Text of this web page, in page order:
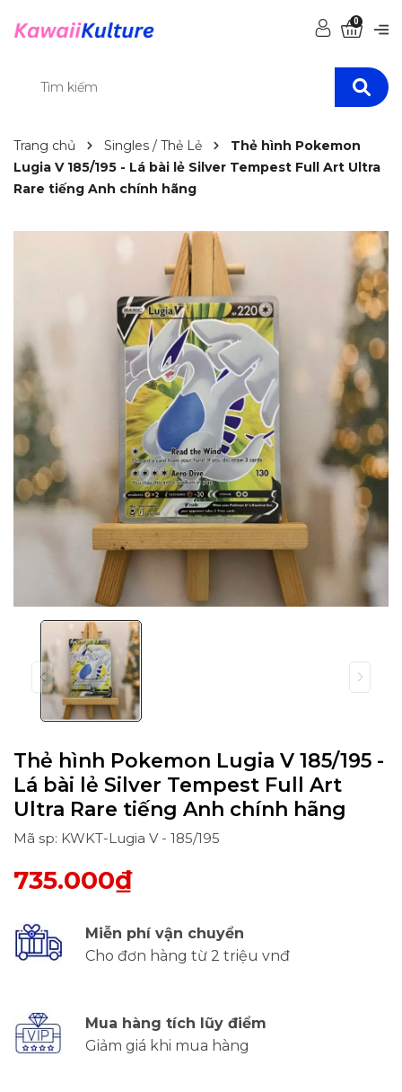
0
Trang chủ Singles / Thẻ Lẻ
Thẻ hình Pokemon
Lugia V 185/195 - Lá bài lẻ Silver Tempest Full Art Ultra
Rare tiếng Anh chính hãng
Thẻ hình Pokemon Lugia V 185/195 -
Lá bài lẻ Silver Tempest Full Art
Ultra Rare tiếng Anh chính hãng
Mã sp: KWKT-Lugia V - 185/195
735.000₫
Miễn phí vận chuyển
Cho đơn hàng từ 2 triệu vnđ
Mua hàng tích lũy điểm
Giảm giá khi mua hàng